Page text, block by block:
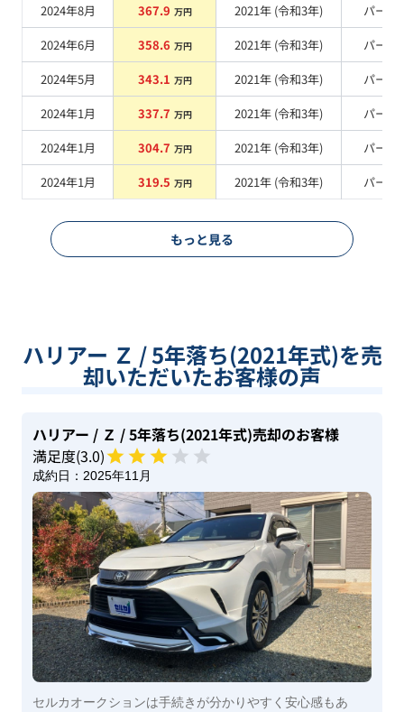
2024年8月
367.9 万円 2021年 (令和3年) パール
2024年6月
358.6 万円 2021年 (令和3年) パール
2024年5月
343.1 万円 2021年 (令和3年) パール
2024年1月
337.7 万円 2021年 (令和3年) パール
2024年1月
304.7 万円 2021年 (令和3年) パール
2024年1月
319.5 万円 2021年 (令和3年) パール
もっと見る
ハリアー Ｚ / 5年落ち(2021年式)を売
却いただいたお客様の声
ハリアー / Ｚ / 5年落ち(2021年式)売却のお客様
満足度(3.0)
成約日： 2025年11月
セルカオークションは手続きが分かりやすく安心感もあ